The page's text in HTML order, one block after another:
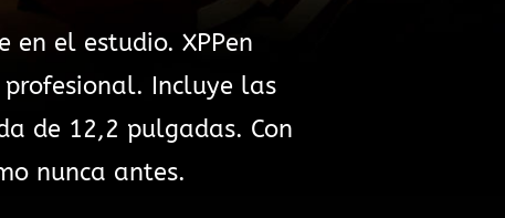
en el estudio. XPPen
Incluye las
de 12,2 pulgadas. Con
nunca antes.